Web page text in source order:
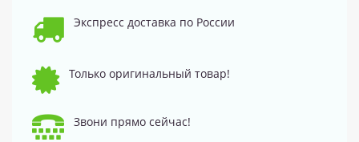
Экспресс доставка по России
Только оригинальный товар!
Звони прямо сейчас!